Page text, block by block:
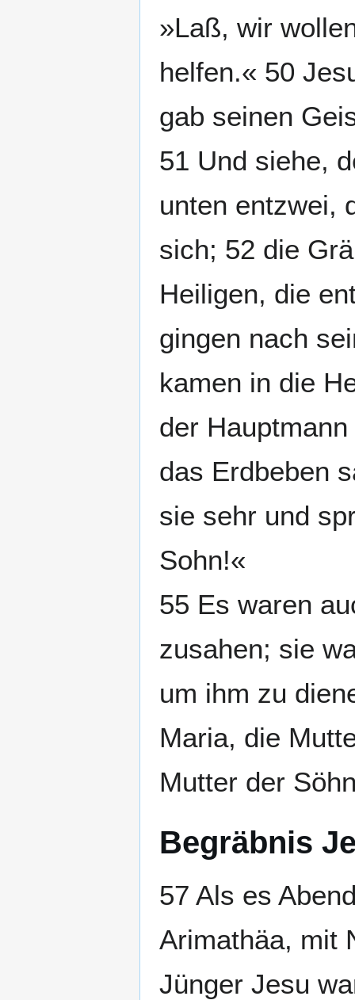
»Laß, wir
helfen.« 50
gab seinen
51 Und siehe,
unten entzwei,
sich; 52 die
Heiligen, die
gingen nach
kamen in die
der
das Erdbeben
sie sehr und
Sohn!«
55 Es waren
zusahen; sie
um ihm zu
Maria, die
Mutter der
Begräbnis
57 Als es
Arimathäa, mit
Jünger Jesu